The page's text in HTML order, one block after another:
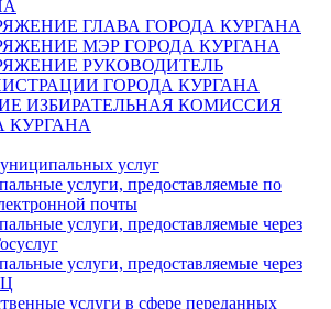
ГЛАВА ГОРОДА КУРГАНА
МЭР ГОРОДА КУРГАНА
РУКОВОДИТЕЛЬ
ГОРОДА КУРГАНА
ИЗБИРАТЕЛЬНАЯ КОМИССИЯ
КУРГАНА
услуг
услуги, предоставляемые по
почты
услуги, предоставляемые через
услуги, предоставляемые через
услуги в сфере переданных